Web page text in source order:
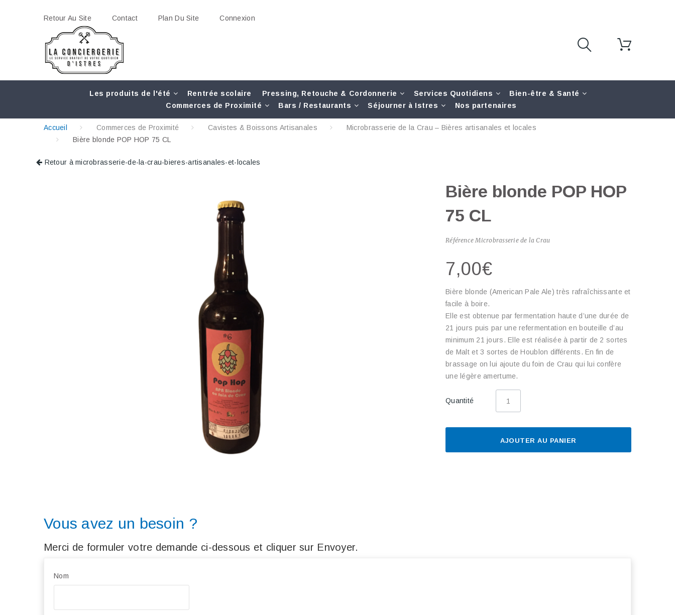
Retour Au Site Contact Plan Du Site Connexion
Les produits de l'été Rentrée scolaire Pressing, Retouche & Cordonnerie Services Quotidiens
Bien-être & Santé
Commerces de Proximité
Bars / Restaurants Séjourner à Istres Nos partenaires
Accueil Commerces de Proximité Cavistes & Boissons Artisanales
Microbrasserie de la Crau – Bières artisanales et locales
Bière blonde POP HOP 75 CL
Retour à microbrasserie-de-la-crau-bieres-artisanales-et-locales
Bière blonde POP HOP
75 CL
Référence Microbrasserie de la Crau
7,00€
Bière blonde (American Pale Ale) très rafraîchissante et
facile à boire.
Elle est obtenue par fermentation haute d’une durée de
21 jours puis par une refermentation en bouteille d’au
minimum 21 jours. Elle est réalisée à partir de 2 sortes
de Malt et 3 sortes de Houblon différents. En fin de
brassage on lui ajoute du foin de Crau qui lui confère
une légère amertume.
Quantité
AJOUTER AU PANIER
Vous avez un besoin ?
Merci de formuler votre demande ci-dessous et cliquer sur Envoyer.
Nom